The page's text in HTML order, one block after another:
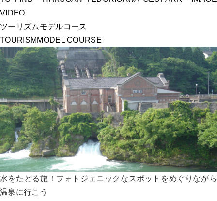
VIDEO
ツーリズムモデルコース
TOURISM MODEL COURSE
水をたどる旅！フォトジェニックなスポットをめぐりながら
温泉に行こう